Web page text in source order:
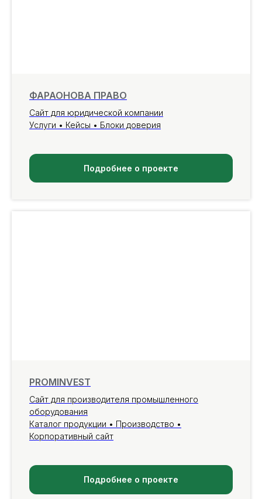
ФАРАОНОВА ПРАВО
Сайт для юридической компании
Услуги • Кейсы • Блоки доверия
Подробнее о проекте
PROMINVEST
Сайт для производителя промышленного
оборудования
Каталог продукции • Производство •
Корпоративный сайт
Подробнее о проекте